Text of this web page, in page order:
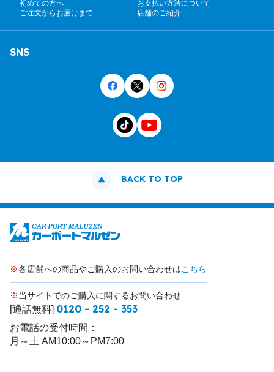
初めての方へ
お支払い方法について
ご注文からお届けまで
店舗のご紹介
SNS
BACK TO TOP
※各店舗への商品やご購入のお問い合わせはこちら
※当サイトでのご購入に関するお問い合わせ
[通話無料] 0120 - 252 - 353
お電話の受付時間：
月～土 AM10:00～PM7:00